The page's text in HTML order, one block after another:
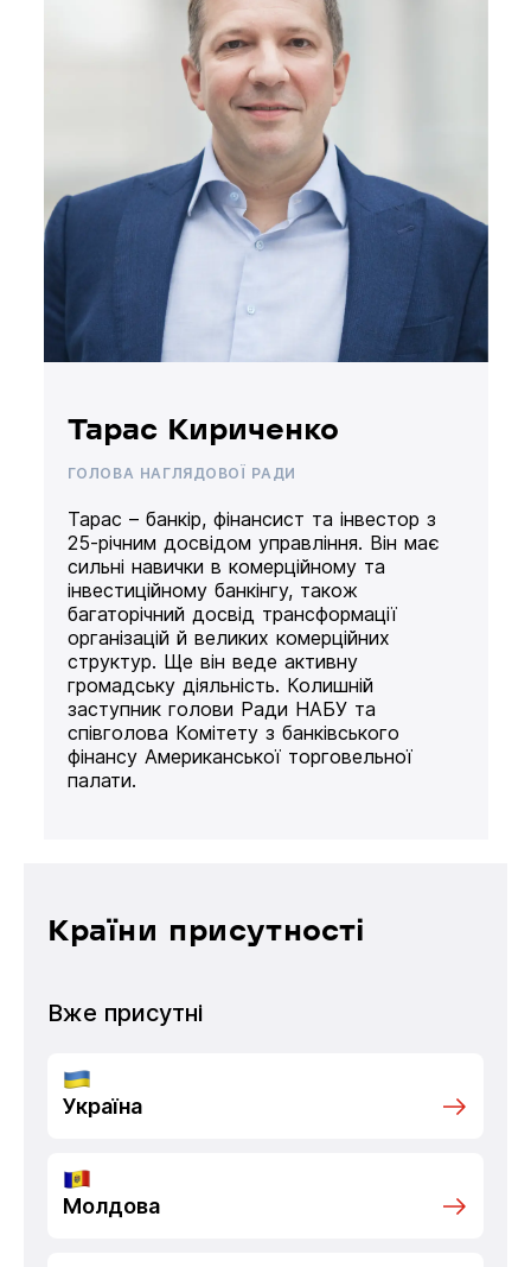
Тарас Кириченко
ГОЛОВА НАГЛЯДОВОЇ РАДИ
Тарас – банкір, фінансист та інвестор з
25-річним досвідом управління. Він має
сильні навички в комерційному та
інвестиційному банкінгу, також
багаторічний досвід трансформації
організацій й великих комерційних
структур. Ще він веде активну
громадську діяльність. Колишній
заступник голови Ради НАБУ та
співголова Комітету з банківського
фінансу Американської торговельної
палати.
Країни присутності
Вже присутні
Україна
Молдова